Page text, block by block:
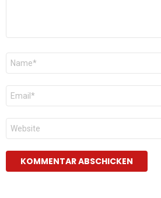
Name
E-
Mail
*
Website